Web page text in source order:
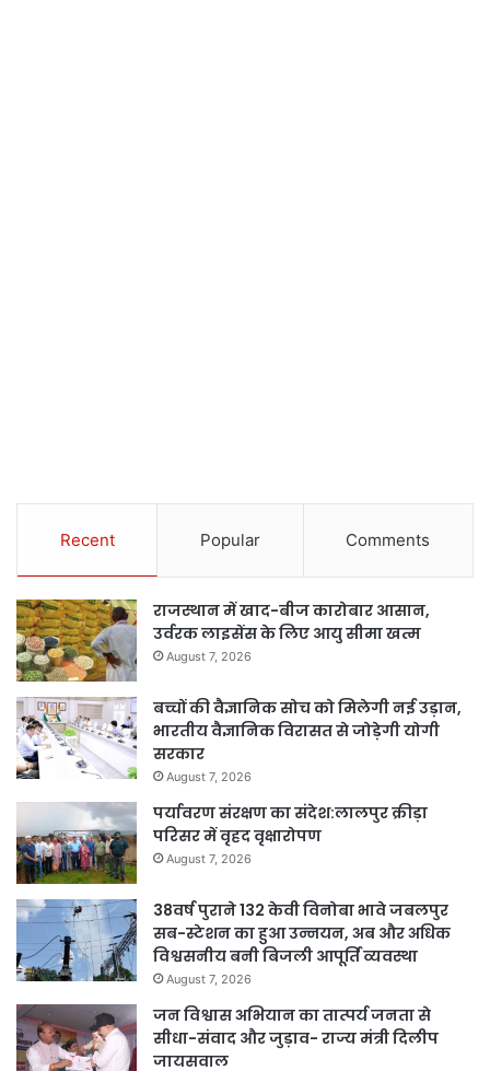
Recent Popular Comments
राजस्थान में खाद-बीज कारोबार आसान,
उर्वरक लाइसेंस के लिए आयु सीमा खत्म
August 7, 2026
बच्चों की वैज्ञानिक सोच को मिलेगी नई उड़ान,
भारतीय वैज्ञानिक विरासत से जोड़ेगी योगी
सरकार
August 7, 2026
पर्यावरण संरक्षण का संदेश:लालपुर क्रीड़ा
परिसर में वृहद वृक्षारोपण
August 7, 2026
38वर्ष पुराने 132 केवी विनोबा भावे जबलपुर
सब-स्टेशन का हुआ उन्नयन, अब और अधिक
विश्वसनीय बनी बिजली आपूर्ति व्यवस्था
August 7, 2026
जन विश्वास अभियान का तात्पर्य जनता से
सीधा-संवाद और जुड़ाव- राज्य मंत्री दिलीप
जायसवाल